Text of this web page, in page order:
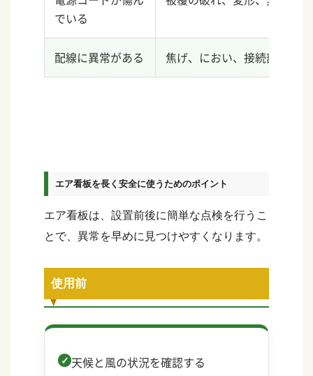
でいる
配線に異常がある 焦げ、におい、接続部の緩み
エア看板を長く安全に使うためのポイント
エア看板は、設置前後に簡単な点検を行うこ
とで、異常を早めに見つけやすくなります。
使用前
天候と風の状況を確認する